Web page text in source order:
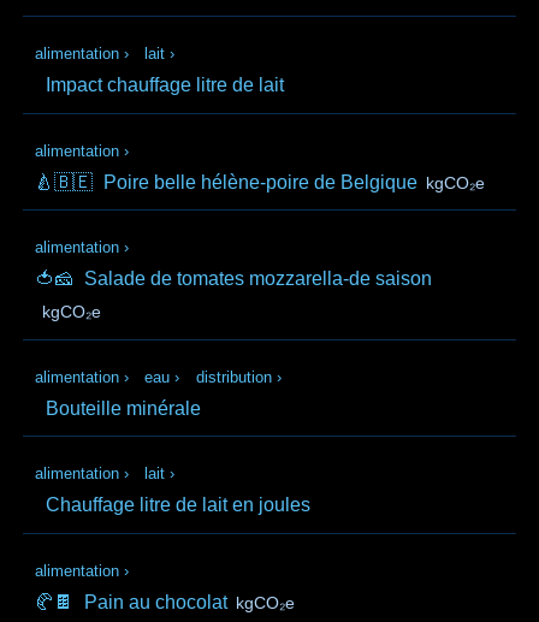
alimentation › lait ›
Impact chauffage litre de lait
alimentation ›
🍐🇧🇪 Poire belle hélène-poire de Belgique kgCO₂e
alimentation ›
🍅🧀 Salade de tomates mozzarella-de saison
kgCO₂e
alimentation › eau › distribution ›
Bouteille minérale
alimentation › lait ›
Chauffage litre de lait en joules
alimentation ›
🥐🍫 Pain au chocolat kgCO₂e